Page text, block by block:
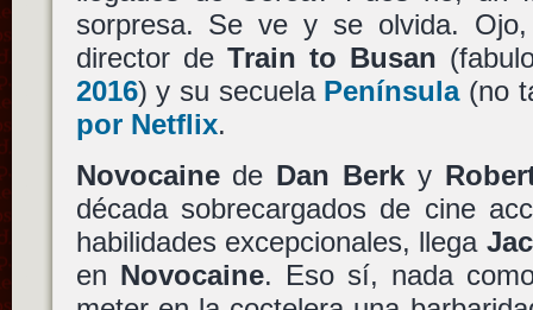
sorpresa. Se ve y se olvida.
director de Train to Busan
2016) y su secuela Península(no
por Netflix.
Novocainede Dan Berk y
década sobrecargados de cine
habilidades excepcionales, llega
en Novocaine. Eso sí, nada